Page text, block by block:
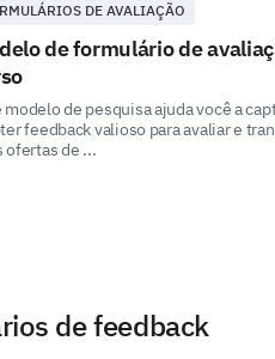
sobre o processo de
DE AVALIAÇÃO
de formulário de
modelo de pesquisa ajuda você a
feedback valioso para avaliar e
ofertas de ...
de feedback